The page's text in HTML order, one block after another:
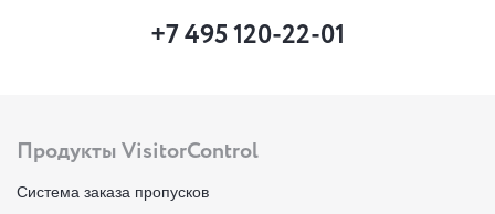
+7 495 120-22-01
Продукты VisitorControl
Система заказа пропусков